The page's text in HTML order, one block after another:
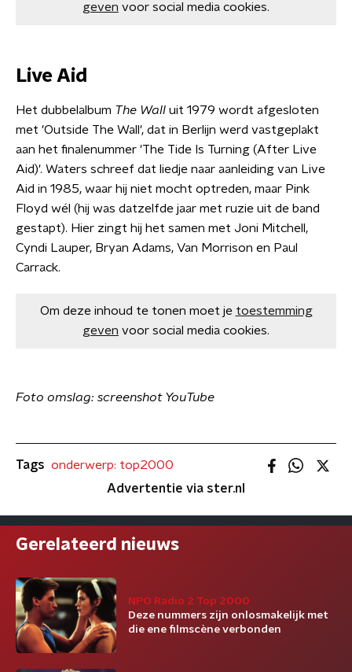
geven voor social media cookies.
Live Aid
Het dubbelalbum The Wall uit 1979 wordt afgesloten
met 'Outside The Wall', dat in Berlijn werd vastgeplakt
aan het finalenummer 'The Tide Is Turning (After Live
Aid)'. Waters schreef dat liedje naar aanleiding van Live
Aid in 1985, waar hij niet mocht optreden, maar Pink
Floyd wél (hij was datzelfde jaar met ruzie uit de band
gestapt). Hier zingt hij het samen met Joni Mitchell,
Cyndi Lauper, Bryan Adams, Van Morrison en Paul
Carrack.
Om deze inhoud te tonen moet je toestemming
geven voor social media cookies.
Foto omslag: screenshot YouTube
Tags onderwerp: top2000
Advertentie via ster.nl
Gerelateerd nieuws
NPO Radio 2 Top 2000
Deze nummers zijn onlosmakelijk met
die ene filmscène verbonden